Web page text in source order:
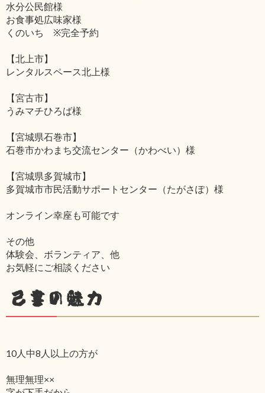
水分公民館様
お食事処広味家様
くのいち ※完全予約
【北上市】
レンタルスペース北上様
【宮古市】
うみマチひろば様
【宮城県石巻市】
石巻市かわまち交流センター（かわべい）様
【宮城県多賀城市】
多賀城市市民活動サポートセンター（たがさぽ）様
オンライン幸座も可能です
その他
体験会、ボランティア、他
お気軽にご相談ください
己書の魅力
10人中8人以上の方が
無理無理××